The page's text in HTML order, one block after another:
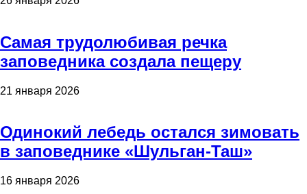
Самая трудолюбивая речка
заповедника создала пещеру
21 января 2026
Одинокий лебедь остался зимовать
в заповеднике «Шульган-Таш»
16 января 2026